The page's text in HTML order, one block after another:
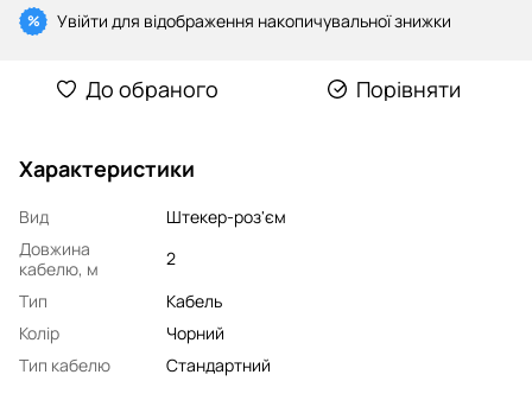
% Увійти для відображення накопичувальної знижки
До обраного Порівняти
Характеристики
Вид
Штекер-роз'єм
Довжина
кабелю, м
2
Тип
Кабель
Колір
Чорний
Тип кабелю
Стандартний